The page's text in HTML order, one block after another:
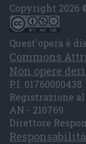
Copyright 2026
Quest'opera è
Commons
Non opere
P.I. 01760000438
Registrazione
AN - 210769
Direttore